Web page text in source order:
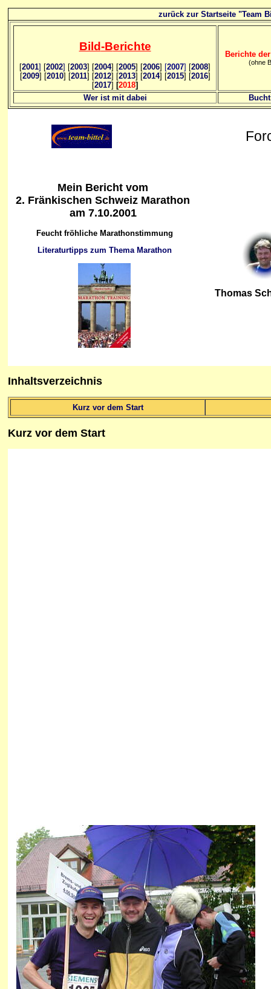
zurück zur Startseite "Team
Bild-Berichte
[2001] [2002] [2003] [2004] [2005] [2006] [2007] [2008]
[2009] [2010] [2011] [2012] [2013] [2014] [2015] [2016]
[2017] [2018]
Berichte
(ohne
Wer ist mit dabei
Mein Bericht vom
2. Fränkischen Schweiz Marathon
am 7.10.2001
Feucht fröhliche Marathonstimmung
Literaturtipps zum Thema Marathon
Thomas
Inhaltsverzeichnis
Kurz vor dem Start
Kurz vor dem Start